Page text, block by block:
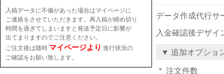
入稿データに不備があった場合はマイページに
ご連絡をさせていただきます。再入稿が締め切り
時間を過ぎてしまいますと発送予定日に影響が
出てまりますのでご注意ください。
ご注文後は随時 マイページより 進行状況の
ご確認をお願い致します。
データ作成代行サ
入金確認後デザイ
▼ 追加オプショ
注文件数